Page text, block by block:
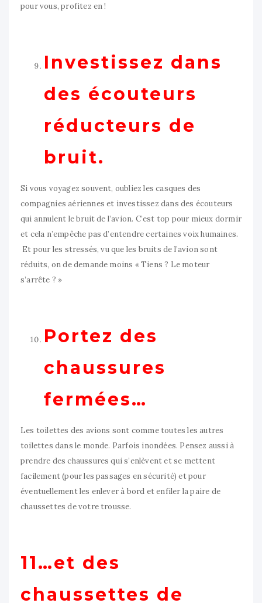
pour vous, profitez en !
Investissez dans
des écouteurs
réducteurs de
bruit.
Si vous voyagez souvent, oubliez les casques des
compagnies aériennes et investissez dans des écouteurs
qui annulent le bruit de l’avion. C’est top pour mieux dormir
et cela n’empêche pas d’entendre certaines voix humaines.
Et pour les stressés, vu que les bruits de l’avion sont
réduits, on de demande moins « Tiens ? Le moteur
s’arrête ? »
Portez des
chaussures
fermées…
Les toilettes des avions sont comme toutes les autres
toilettes dans le monde. Parfois inondées. Pensez aussi à
prendre des chaussures qui s’enlèvent et se mettent
facilement (pour les passages en sécurité) et pour
éventuellement les enlever à bord et enfiler la paire de
chaussettes de votre trousse.
11…et des
chaussettes de